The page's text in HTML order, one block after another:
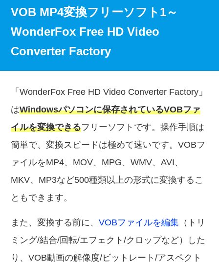
VOB MP4変換フリーソフト1～
WonderFox Free HD Video
Converter Factory
「WonderFox Free HD Video Converter Factory」
はWindowsパソコンに保存されているVOBファ
イルを変換できるフリーソフトです。操作手順は
簡単で、変換スピードは極めて速いです。VOBフ
ァイルをMP4、MOV、MPG、WMV、AVI、
MKV、MP3など500種類以上の形式に変換するこ
ともできます。
また、変換する前に、VOBファイルを編集 （トリ
ミング/結合/回転/エフェクト/クロップなど）した
り、VOB動画の解像度/ビットレート/アスペクト